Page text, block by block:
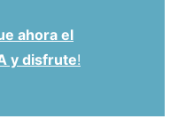
ahora el
y disfrute!